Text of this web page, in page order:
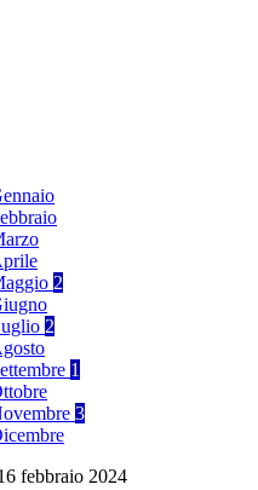
2
2
1
3